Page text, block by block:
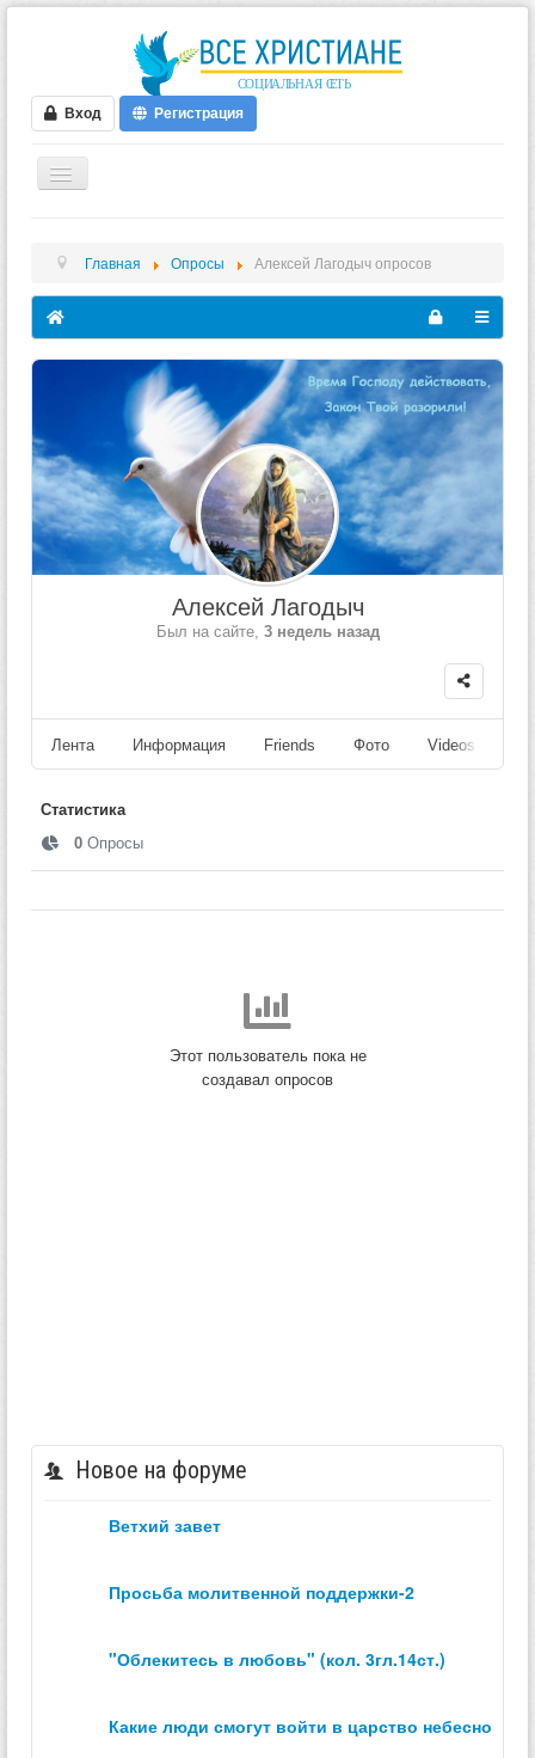
Вход Регистрация
ФОРУМ
ВИДЕО
БЛОГИ
МУЗЫКА
ОПРОСЫ
НОВОСТИ
Главная Опросы Алексей Лагодыч опросов
Алексей Лагодыч
Был на сайте, 3 недель назад
Лента Информация Friends Фото Videos
Статистика
0 Опросы
Этот пользователь пока не
создавал опросов
Новое на форуме
ветхий завет
просьба молитвенной поддержки-2
"облекитесь в любовь" (кол. 3гл.14ст.)
какие люди смогут войти в царство небесное？